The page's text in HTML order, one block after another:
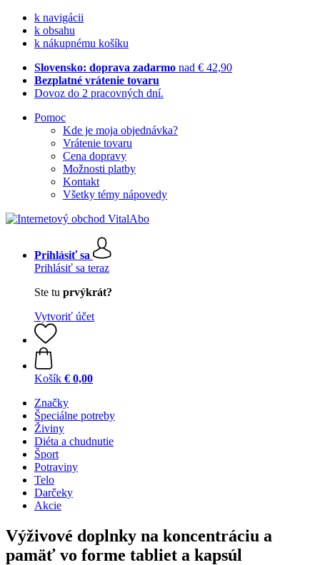
k navigácii
k obsahu
k nákupnému košíku
Slovensko: doprava zadarmo nad € 42,90
Bezplatné vrátenie tovaru
Dovoz do 2 pracovných dní.
Pomoc
Kde je moja objednávka?
Vrátenie tovaru
Cena dopravy
Možnosti platby
Kontakt
Všetky témy nápovedy
Prihlásiť sa
Prihlásiť sa teraz
Ste tu prvýkrát?
Vytvoriť účet
Košík € 0,00
Značky
Špeciálne potreby
Živiny
Diéta a chudnutie
Šport
Potraviny
Telo
Darčeky
Akcie
Výživové doplnky na koncentráciu a
pamäť vo forme tabliet a kapsúl